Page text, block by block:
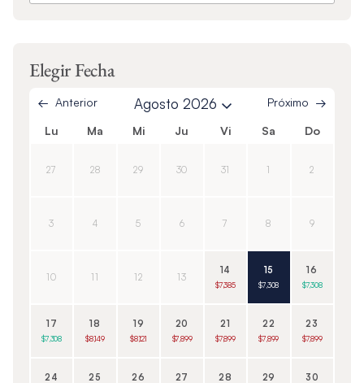
Elegir Fecha
Anterior Agosto 2026 Próximo
Lu Ma Mi Ju Vi Sa Do
27 28 29 30 31 1 2
3 4 5 6 7 8 9
10 11 12 13
14
$7,385
15
$7,308
16
$7,308
17
$7,308
18
$8,149
19
$8,121
20
$7,899
21
$7,899
22
$7,899
23
$7,899
24 25 26 27 28 29 30